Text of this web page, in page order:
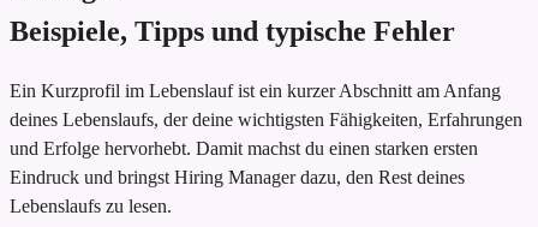
Beispiele, Tipps und typische Fehler
Ein Kurzprofil im Lebenslauf ist ein kurzer Abschnitt am Anfang
deines Lebenslaufs, der deine wichtigsten Fähigkeiten, Erfahrungen
und Erfolge hervorhebt. Damit machst du einen starken ersten
Eindruck und bringst Hiring Manager dazu, den Rest deines
Lebenslaufs zu lesen.